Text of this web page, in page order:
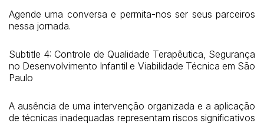
Agende uma conversa e permita-nos ser seus parceiros
nessa jornada.
Subtitle 4: Controle de Qualidade Terapêutica, Segurança
no Desenvolvimento Infantil e Viabilidade Técnica em São
Paulo
A ausência de uma intervenção organizada e a aplicação
de técnicas inadequadas representam riscos significativos